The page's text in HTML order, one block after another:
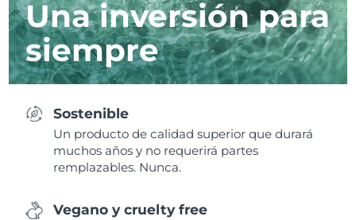
Una inversión para
siempre
Sostenible
Un producto de calidad superior que durará
muchos años y no requerirá partes
remplazables. Nunca.
Vegano y cruelty free